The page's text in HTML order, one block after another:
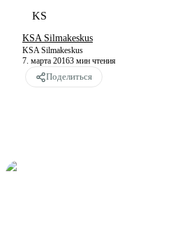
KS
KSA Silmakeskus
KSA Silmakeskus
7. марта 20163 мин чтения
Поделиться